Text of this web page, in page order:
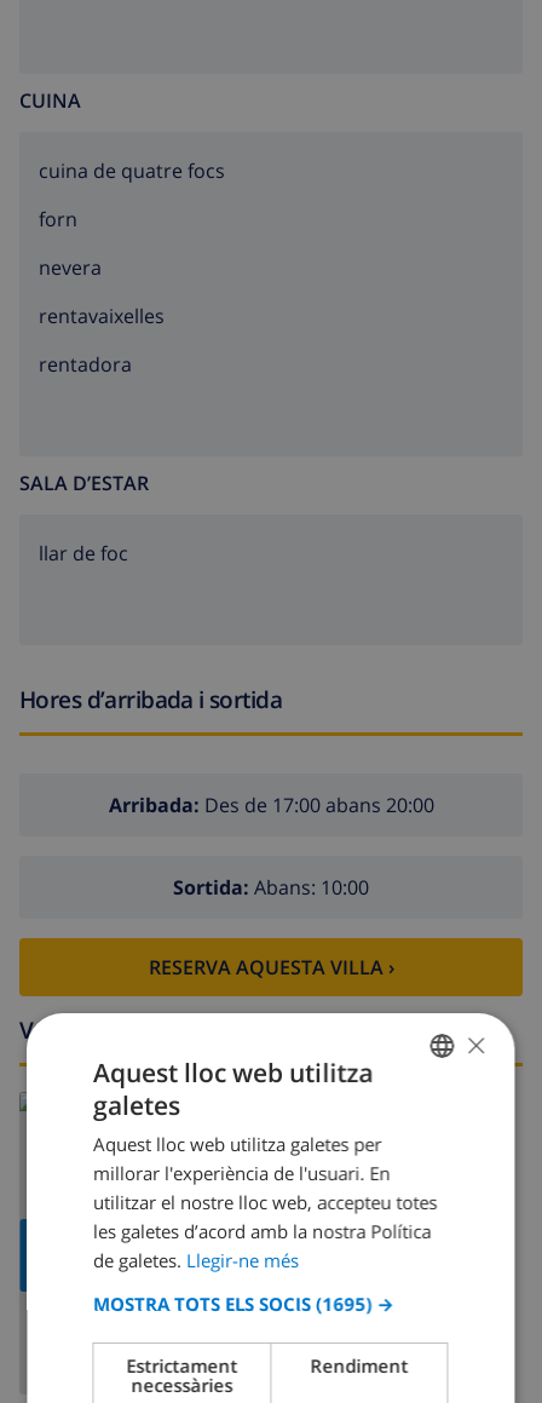
CUINA
cuina de quatre focs
forn
nevera
rentavaixelles
rentadora
SALA D’ESTAR
llar de foc
Hores d’arribada i sortida
Arribada: Des de 17:00 abans 20:00
Sortida: Abans: 10:00
RESERVA AQUESTA VILLA ›
Voltants
MOSTRAR
MAPA
DUTCH
SPANISH
CATALAN
ITALIAN
×
Aquest lloc web utilitza
galetes
Aquest lloc web utilitza galetes per
millorar l'experiència de l'usuari. En
utilitzar el nostre lloc web, accepteu totes
les galetes d’acord amb la nostra Política
de galetes. Llegir-ne més
MOSTRA TOTS ELS SOCIS (1695) →
Estrictament
necessàries
Rendiment